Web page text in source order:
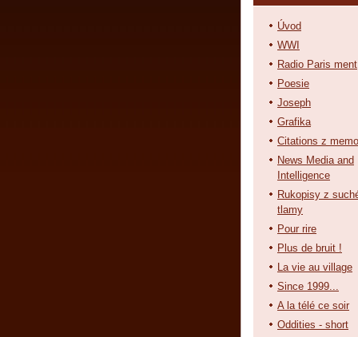
Úvod
WWI
Radio Paris ment
Poesie
Joseph
Grafika
Citations z
News Media and
Intelligence
Rukopisy z
tlamy
Pour rire
Plus de bruit !
La vie au village
Since 1999...
A la télé ce soir
Oddities - short